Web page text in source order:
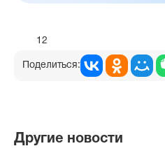
12
Поделиться:
Другие новости